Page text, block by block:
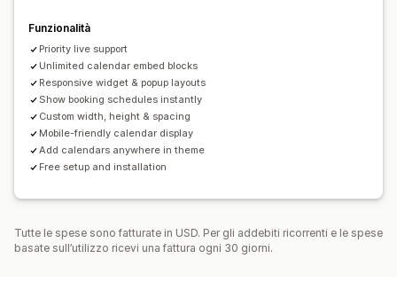
CSS personalizzato
Funzionalità
Priority live support
Unlimited calendar embed blocks
Responsive widget & popup layouts
Show booking schedules instantly
Custom width, height & spacing
Mobile-friendly calendar display
Add calendars anywhere in theme
Free setup and installation
Tutte le spese sono fatturate in USD. Per gli addebiti ricorrenti e le spese
basate sull’utilizzo ricevi una fattura ogni 30 giorni.